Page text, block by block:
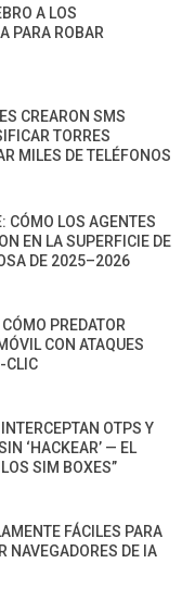
A LOS
PARA ROBAR
CREARON SMS
TORRES
MILES DE TELÉFONOS
CÓMO LOS AGENTES
EN LA SUPERFICIE DE
DE 2025–2026
PREDATOR
CON ATAQUES
CLIC
OTPS Y
‘HACKEAR’ — EL
LOS SIM BOXES”
FÁCILES PARA
NAVEGADORES DE IA